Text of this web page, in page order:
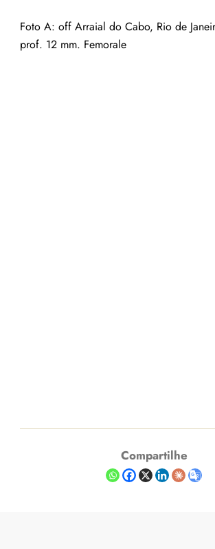
Foto A: off Arraial do Cabo, Rio de
prof. 12 mm. Femorale
Compartilhe